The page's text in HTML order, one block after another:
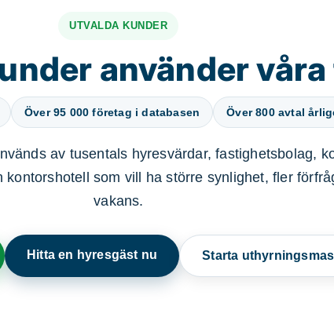
UTVALDA KUNDER
använder
Över 95 000 företag i databasen Över 800 avtal
av tusentals hyresvärdar, fastighetsbolag,
som vill ha större synlighet, fler
vakans.
Hitta en hyresgäst nu Starta